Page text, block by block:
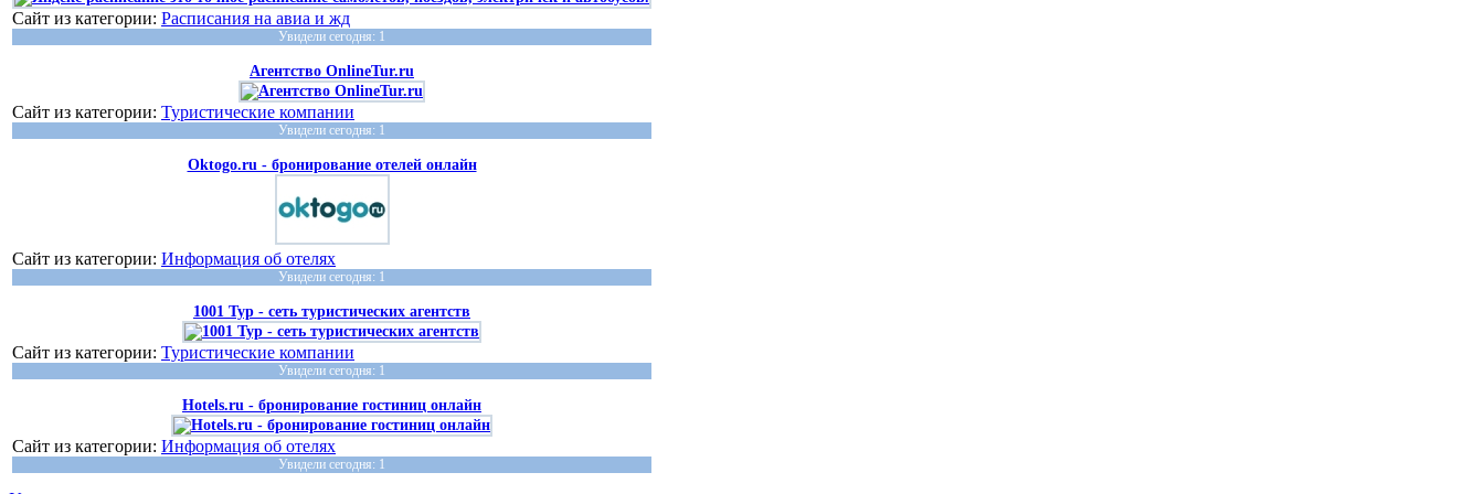
Сайт из категории: Расписания на авиа и жд
Увидели сегодня: 1
Агентство OnlineTur.ru
Сайт из категории: Туристические компании
Увидели сегодня: 1
Oktogo.ru - бронирование отелей онлайн
Сайт из категории: Информация об отелях
Увидели сегодня: 1
1001 Тур - сеть туристических агентств
Сайт из категории: Туристические компании
Увидели сегодня: 1
Hotels.ru - бронирование гостиниц онлайн
Сайт из категории: Информация об отелях
Увидели сегодня: 1